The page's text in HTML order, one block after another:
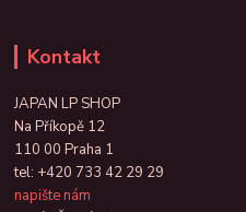
Kontakt
JAPAN LP SHOP
Na Příkopě 12
110 00 Praha 1
tel: +420 733 42 29 29
napište nám